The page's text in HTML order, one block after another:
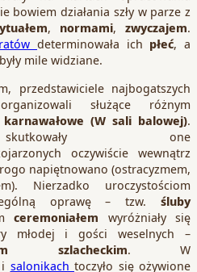
bowiem działania szły w parze z
, normami,zwyczajem.
determinowała ich płeć, a
mile widziane.
najbogatszych
służące różnym
karnawałowe (W sali balowej).
one
oczywiście wewnątrz
napiętnowano (ostracyzmem,
Nierzadko uroczystościom
oprawę – tzw. śluby
ceremoniałem wyróżniały się
młodej i gości weselnych –
szlacheckim. W
i salonikach toczyło się ożywione